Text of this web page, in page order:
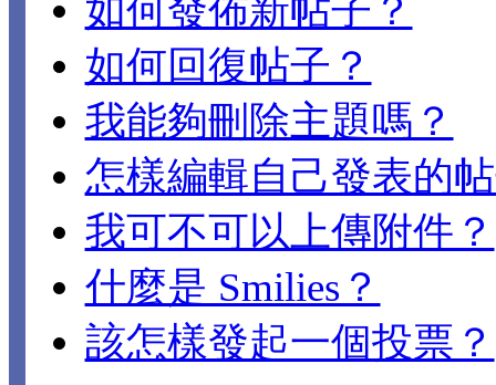
如何發佈新帖子？
如何回復帖子？
我能夠刪除主題嗎？
怎樣編輯自己發表的
我可不可以上傳附件？
什麼是 Smilies？
該怎樣發起一個投票？